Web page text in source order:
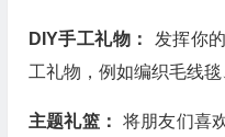
DIY手工礼物： 发挥你
工礼物，例如编织毛线
主题礼篮： 将朋友们喜